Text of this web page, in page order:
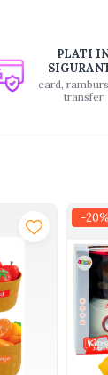
PLATI
card,
transfer
-20%